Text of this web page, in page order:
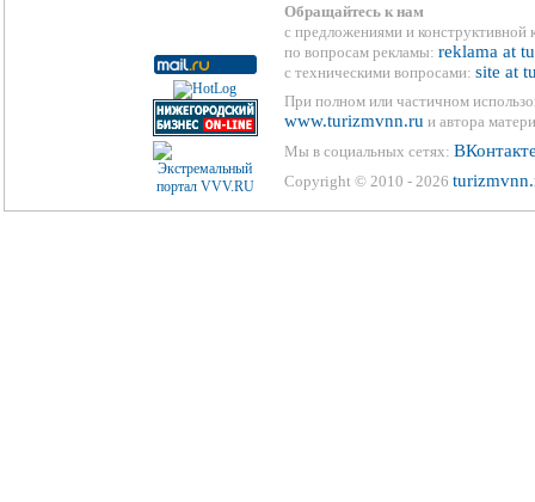
Обращайтесь к нам
с предложениями и конструктивной
по вопросам рекламы: reklama at
с техническими вопросами: site at
При полном или частичном
www.turizmvnn.ru и автора
Мы в социальных сетях:
Copyright © 2010 - 2026